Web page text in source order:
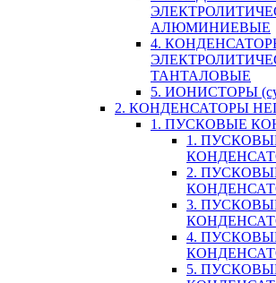
АЛЮМИНИЕВЫЕ
4.
ТАНТАЛОВЫЕ
5. ИОНИСТОРЫ
2. КОНДЕНСАТОРЫ
1. ПУСКОВЫЕ
1.
2.
3.
4.
5.